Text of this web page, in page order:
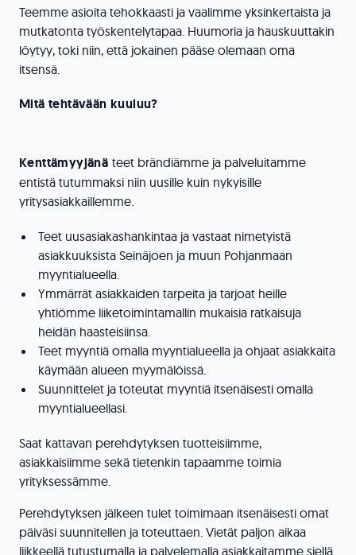
Teemme asioita tehokkaasti ja vaalimme yksinkertaista ja
mutkatonta työskentelytapaa. Huumoria ja hauskuuttakin
löytyy, toki niin, että jokainen pääse olemaan oma
itsensä.
Mitä tehtävään kuuluu?
Kenttämyyjänä teet brändiämme ja palveluitamme
entistä tutummaksi niin uusille kuin nykyisille
yritysasiakkaillemme.
Teet uusasiakashankintaa ja vastaat nimetyistä
asiakkuuksista Seinäjoen ja muun Pohjanmaan
myyntialueella.
Ymmärrät asiakkaiden tarpeita ja tarjoat heille
yhtiömme liiketoimintamallin mukaisia ratkaisuja
heidän haasteisiinsa.
Teet myyntiä omalla myyntialueella ja ohjaat asiakkaita
käymään alueen myymälöissä.
Suunnittelet ja toteutat myyntiä itsenäisesti omalla
myyntialueellasi.
Saat kattavan perehdytyksen tuotteisiimme,
asiakkaisiimme sekä tietenkin tapaamme toimia
yrityksessämme.
Perehdytyksen jälkeen tulet toimimaan itsenäisesti omat
päiväsi suunnitellen ja toteuttaen. Vietät paljon aikaa
liikkeellä tutustumalla ja palvelemalla asiakkaitamme siellä